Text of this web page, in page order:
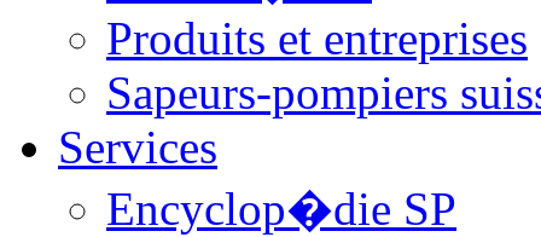
Produits et entreprises
Sapeurs-pompiers
Services
Encyclop�die SP